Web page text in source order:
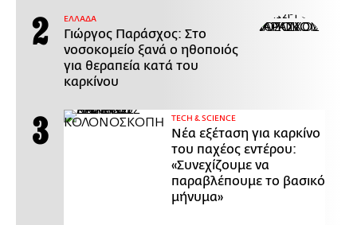
ΕΛΛΑΔΑ
Γιώργος Παράσχος: Στο
νοσοκομείο ξανά ο ηθοποιός
για θεραπεία κατά του
καρκίνου
ΤECH & SCIENCE
Νέα εξέταση για καρκίνο
του παχέος εντέρου:
«Συνεχίζουμε να
παραβλέπουμε το βασικό
μήνυμα»